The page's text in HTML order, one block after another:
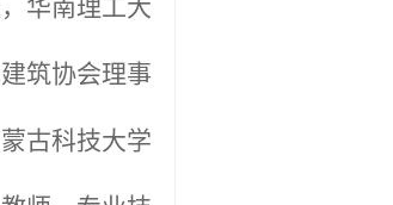
华南理工大
筑协会理事
古科技大学